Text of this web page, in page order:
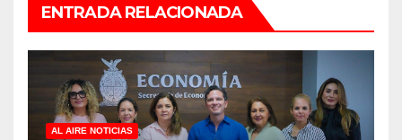
ENTRADA RELACIONADA
AL AIRE NOTICIAS